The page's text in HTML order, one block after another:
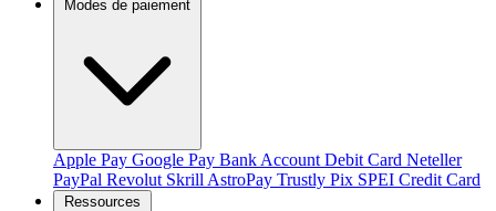
Modes de paiement
Apple Pay Google Pay Bank Account Debit Card Neteller
PayPal Revolut Skrill AstroPay Trustly Pix SPEI Credit Card
Ressources